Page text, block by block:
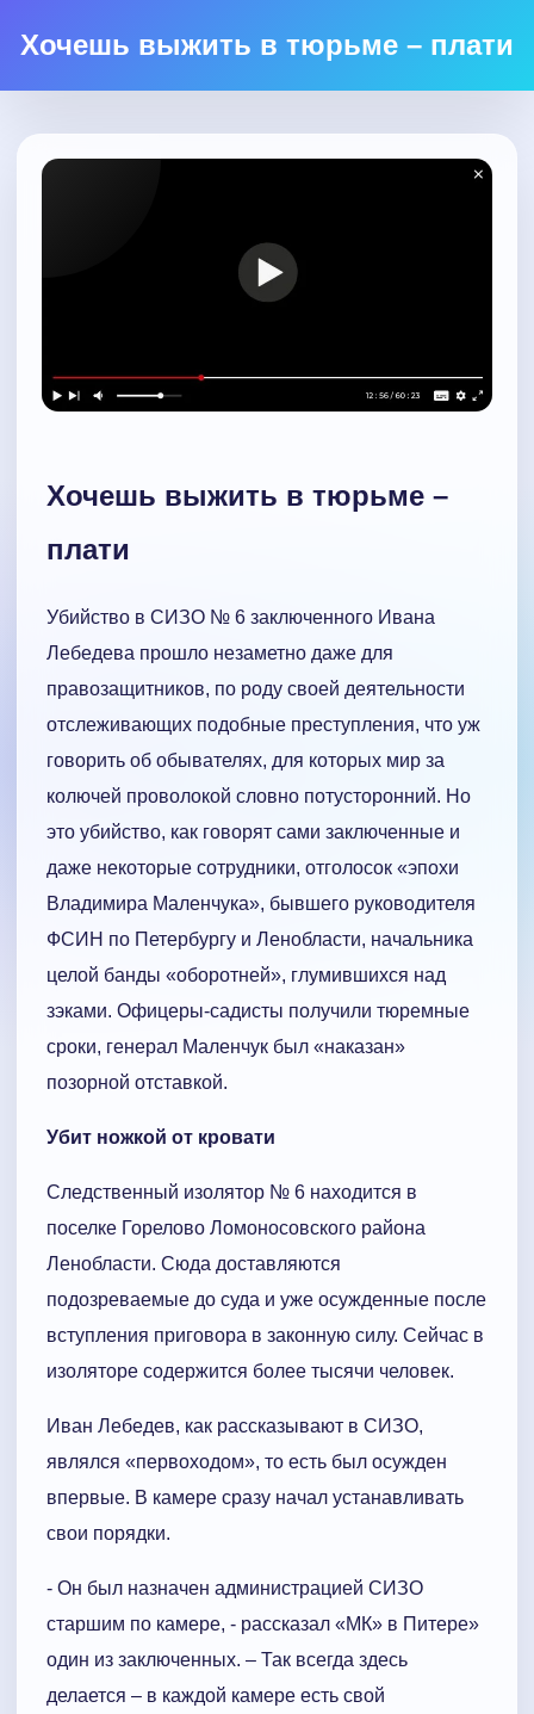
Хочешь выжить в тюрьме – плати
Хочешь выжить в тюрьме –
плати
Убийство в СИЗО № 6 заключенного Ивана
Лебедева прошло незаметно даже для
правозащитников, по роду своей деятельности
отслеживающих подобные преступления, что уж
говорить об обывателях, для которых мир за
колючей проволокой словно потусторонний. Но
это убийство, как говорят сами заключенные и
даже некоторые сотрудники, отголосок «эпохи
Владимира Маленчука», бывшего руководителя
ФСИН по Петербургу и Ленобласти, начальника
целой банды «оборотней», глумившихся над
зэками. Офицеры-садисты получили тюремные
сроки, генерал Маленчук был «наказан»
позорной отставкой.
Убит ножкой от кровати
Следственный изолятор № 6 находится в
поселке Горелово Ломоносовского района
Ленобласти. Сюда доставляются
подозреваемые до суда и уже осужденные после
вступления приговора в законную силу. Сейчас в
изоляторе содержится более тысячи человек.
Иван Лебедев, как рассказывают в СИЗО,
являлся «первоходом», то есть был осужден
впервые. В камере сразу начал устанавливать
свои порядки.
- Он был назначен администрацией СИЗО
старшим по камере, - рассказал «МК» в Питере»
один из заключенных. – Так всегда здесь
делается – в каждой камере есть свой